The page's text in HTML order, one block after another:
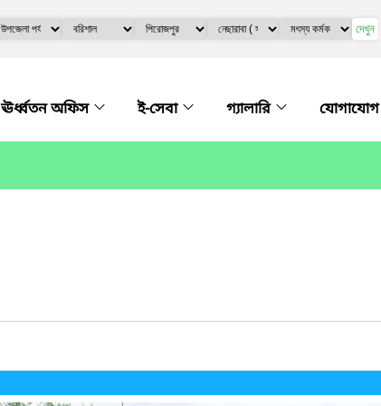
দেখুন
ঊর্ধ্বতন অফিস ই-সেবা গ্যালারি যোগাযোগ